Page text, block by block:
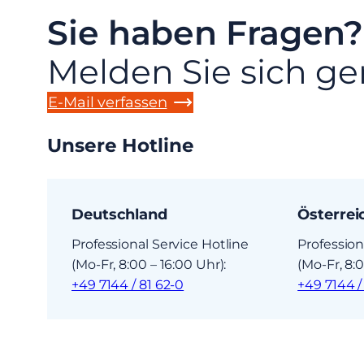
Sie haben Fragen?
Melden Sie sich
E-Mail verfassen
Unsere Hotline
Deutschland
Professional Service Hotline
(Mo-Fr, 8:00 – 16:00 Uhr):
+49 7144 / 81 62-0
(Mo-Fr,
+49 7144